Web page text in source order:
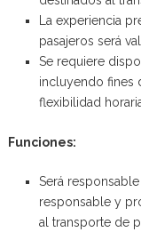
La experiencia
pasajeros será
Se requiere
incluyendo fines
flexibilidad
Funciones:
Será
responsable y
al transporte de